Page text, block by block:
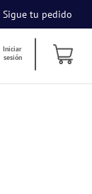
Sigue tu pedido
Iniciar
sesión